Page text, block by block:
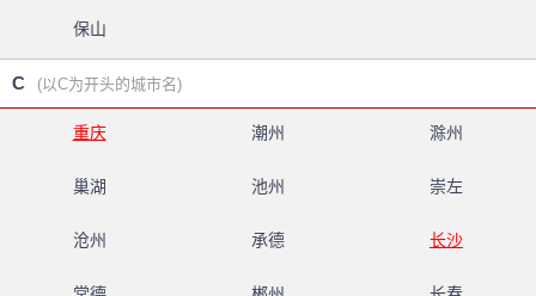
保山
C (以C为开头的城市名)
重庆 潮州 滁州
巢湖 池州 崇左
沧州 承德 长沙